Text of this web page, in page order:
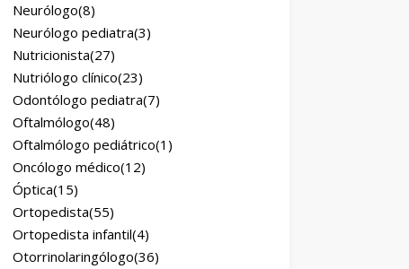
Neurólogo(8)
Neurólogo pediatra(3)
Nutricionista(27)
Nutriólogo clínico(23)
Odontólogo pediatra(7)
Oftalmólogo(48)
Oftalmólogo pediátrico(1)
Oncólogo médico(12)
Óptica(15)
Ortopedista(55)
Ortopedista infantil(4)
Otorrinolaringólogo(36)